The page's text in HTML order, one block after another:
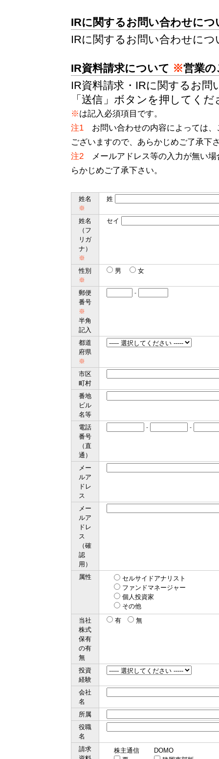
IRに関するお問い合わせにつ
IRに関するお問い合わせに
IR資料請求について ※営業
IR資料請求・IRに関するお
「送信」ボタンを押してくだ
※は記入必須項目です。
注1 お問い合わせの内容によっては
ございますので、あらかじめご了承下
注2 メールアドレス等の入力が無い
らかじめご了承下さい。
姓名
※
姓
姓名
（フ
リガ
ナ）
※
セイ
性別
※
男 女
郵便
番号
※
半角
記入
-
都道
府県
※
市区
町村
番地
ビル
名等
電話
番号
（直
通）
- -
メー
ルア
ドレ
ス
メー
ルア
ドレ
ス
（確
認
用）
属性
セルサイドアナリスト
ファンドマネージャー
個人投資家
その他
当社
株式
保有
の有
無
有 無
投資
経験
会社
名
所属
役職
名
請求
株主通信
DOMO